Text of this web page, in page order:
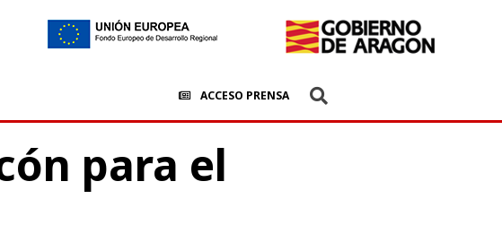
ACCESO PRENSA
para el